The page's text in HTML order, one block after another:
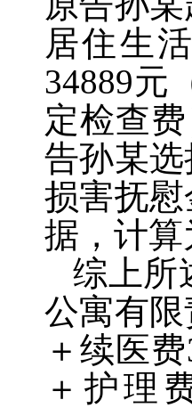
居住生
34889元
定检查费
告孙某
损害抚
据，计算
综上所
公寓有
＋续医费
＋护理